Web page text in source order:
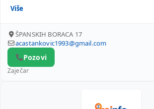
Više
ŠPANSKIH BORACA 17
acastankovic1993@gmail.com
Pozovi
Zaječar